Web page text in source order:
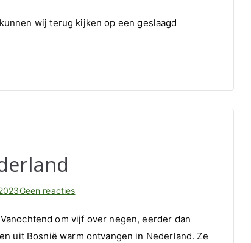
op
wij terug kijken op een geslaagd
Geen reactiesop
kinderen
zijn
om vijf over negen, eerder dan
uit Bosnië warm ontvangen in Nederland. Ze